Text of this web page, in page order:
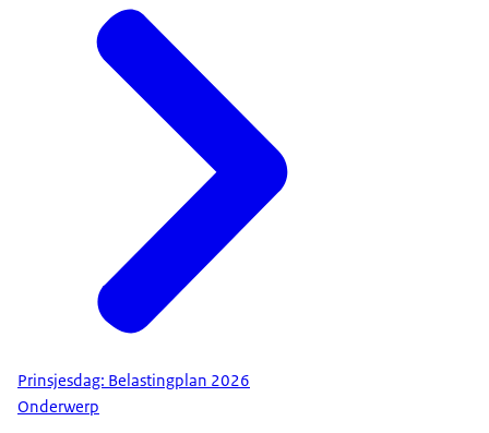
Prinsjesdag: Belastingplan 2026
Onderwerp